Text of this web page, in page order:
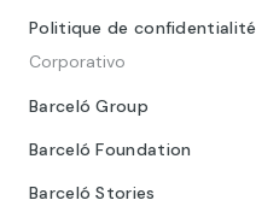
Politique de confidentialité
Corporativo
Barceló Group
Barceló Foundation
Barceló Stories